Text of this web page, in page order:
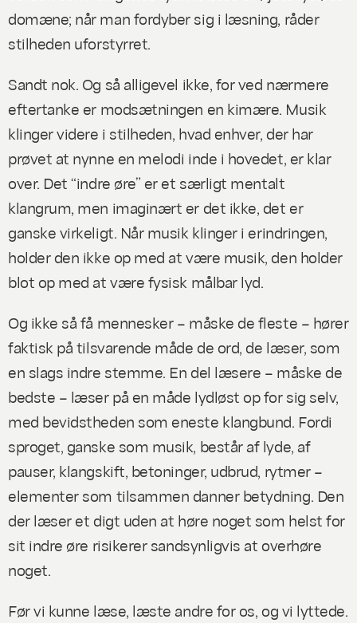
domæne; når man fordyber sig i læsning, råder
stilheden uforstyrret.
Sandt nok. Og så alligevel ikke, for ved nærmere
eftertanke er modsætningen en kimære. Musik
klinger videre i stilheden, hvad enhver, der har
prøvet at nynne en melodi inde i hovedet, er klar
over. Det “indre øre” er et særligt mentalt
klangrum, men imaginært er det ikke, det er
ganske virkeligt. Når musik klinger i erindringen,
holder den ikke op med at være musik, den holder
blot op med at være fysisk målbar lyd.
Og ikke så få mennesker – måske de fleste – hører
faktisk på tilsvarende måde de ord, de læser, som
en slags indre stemme. En del læsere – måske de
bedste – læser på en måde lydløst op for sig selv,
med bevidstheden som eneste klangbund. Fordi
sproget, ganske som musik, består af lyde, af
pauser, klangskift, betoninger, udbrud, rytmer –
elementer som tilsammen danner betydning. Den
der læser et digt uden at høre noget som helst for
sit indre øre risikerer sandsynligvis at overhøre
noget.
Før vi kunne læse, læste andre for os, og vi lyttede.